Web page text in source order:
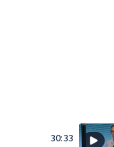
30:33